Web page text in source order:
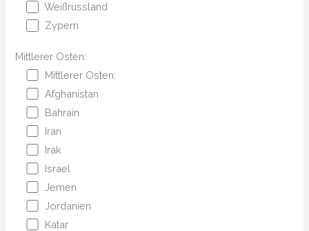
Weißrussland
Zypern
Mittlerer Osten:
Mittlerer Osten:
Afghanistan
Bahrain
Iran
Irak
Israel
Jemen
Jordanien
Katar